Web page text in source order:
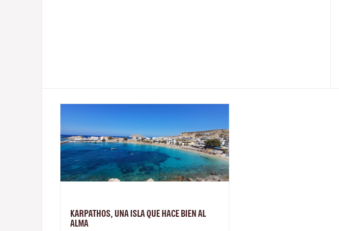
KARPATHOS, UNA ISLA QUE HACE BIEN AL
ALMA